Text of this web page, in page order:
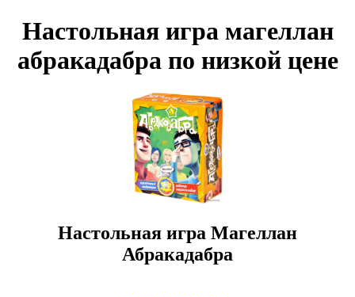
Настольная игра магеллан
абракадабра по низкой цене
Настольная игра Магеллан
Абракадабра